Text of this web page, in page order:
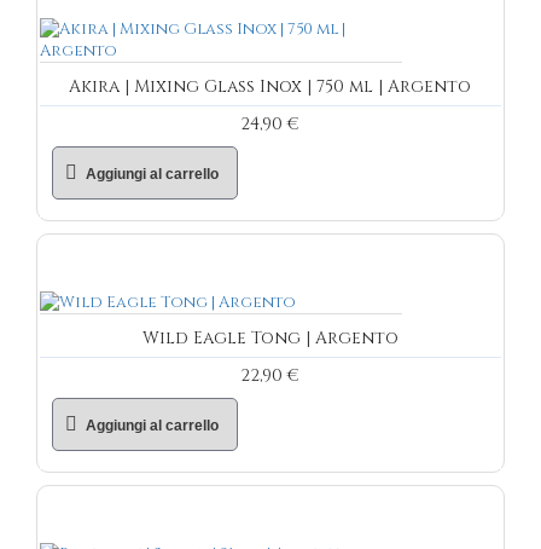
Akira | Mixing Glass Inox | 750 ml | Argento
24,90 €
Aggiungi al carrello
Wild Eagle Tong | Argento
22,90 €
Aggiungi al carrello